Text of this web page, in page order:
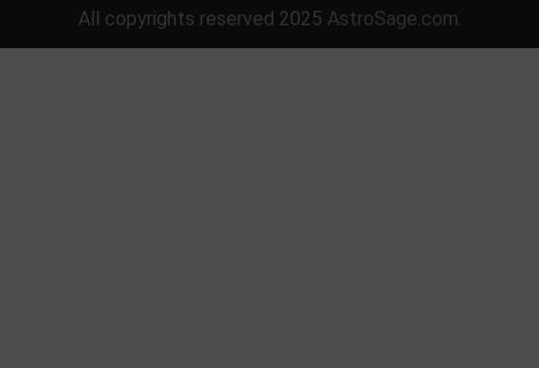
All copyrights reserved 2025 AstroSage.com.